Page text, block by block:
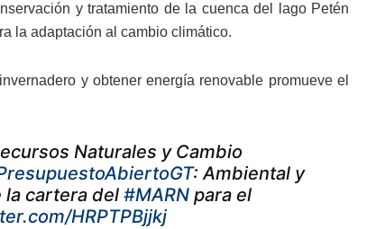
y tratamiento de la cuenca del lago Petén
la adaptación al cambio climático.
y obtener energía renovable promueve el
Naturales y Cambio
: Ambiental y
cartera del #MARN para el
HRPTPBjjkj